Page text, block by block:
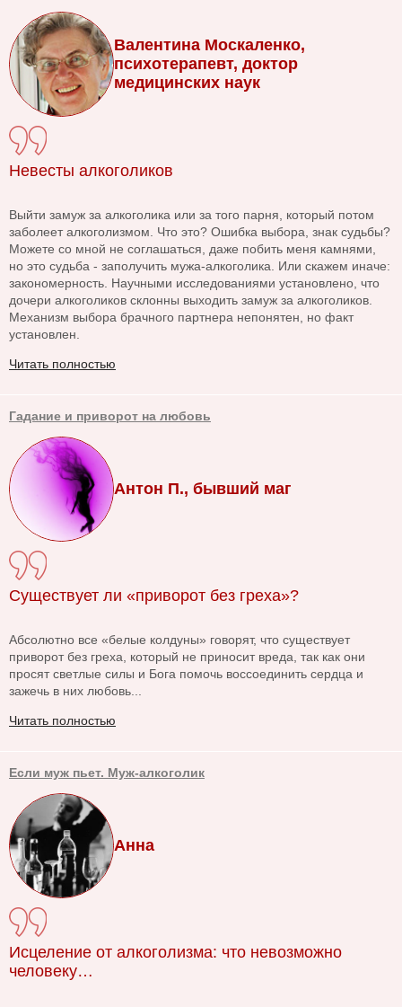
Валентина Москаленко,
психотерапевт, доктор
медицинских наук
Невесты алкоголиков
Выйти замуж за алкоголика или за того парня, который потом
заболеет алкоголизмом. Что это? Ошибка выбора, знак судьбы?
Можете со мной не соглашаться, даже побить меня камнями,
но это судьба - заполучить мужа-алкоголика. Или скажем иначе:
закономерность. Научными исследованиями установлено, что
дочери алкоголиков склонны выходить замуж за алкоголиков.
Механизм выбора брачного партнера непонятен, но факт
установлен.
Читать полностью
Гадание и приворот на любовь
Антон П., бывший маг
Существует ли «приворот без греха»?
Абсолютно все «белые колдуны» говорят, что существует
приворот без греха, который не приносит вреда, так как они
просят светлые силы и Бога помочь воссоединить сердца и
зажечь в них любовь...
Читать полностью
Если муж пьет. Муж-алкоголик
Анна
Исцеление от алкоголизма: что невозможно
человеку…